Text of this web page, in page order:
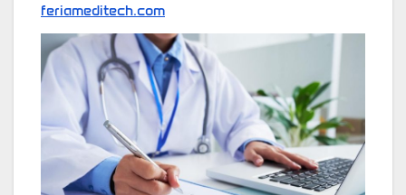
feriameditech.com